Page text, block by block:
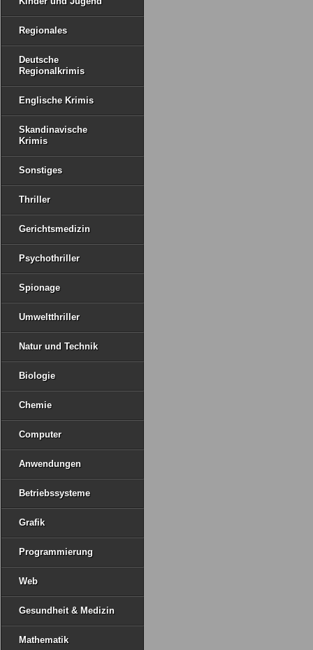
Regionales
Deutsche
Regionalkrimis
Englische Krimis
Skandinavische
Krimis
Sonstiges
Thriller
Gerichtsmedizin
Psychothriller
Spionage
Umweltthriller
Natur und Technik
Biologie
Chemie
Computer
Anwendungen
Betriebssysteme
Grafik
Programmierung
Web
Gesundheit & Medizin
Mathematik